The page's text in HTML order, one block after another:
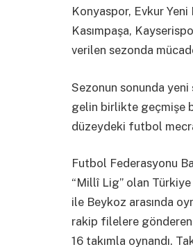
Konyaspor, Evkur
Kasımpaşa,
verilen sezonda
Sezonun sonunda
gelin birlikte geçmişe
düzeydeki futbol
Futbol Federasyonu
“Millî Lig” olan
ile Beykoz arasında
rakip filelere
16 takımla oynandı.